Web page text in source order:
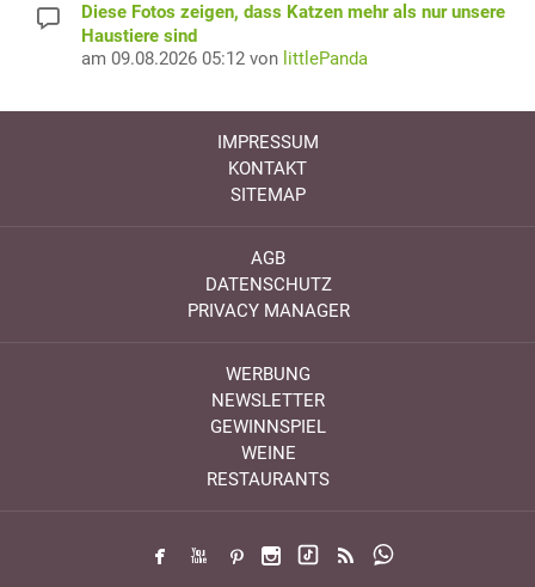
Diese Fotos zeigen, dass Katzen mehr als nur unsere
Haustiere sind
am 09.08.2026 05:12 von littlePanda
IMPRESSUM
KONTAKT
SITEMAP
AGB
DATENSCHUTZ
PRIVACY MANAGER
WERBUNG
NEWSLETTER
GEWINNSPIEL
WEINE
RESTAURANTS